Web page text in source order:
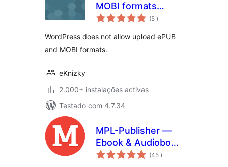
MOBI formats
upload
(5 classificações
)
WordPress does not allow upload ePUB
and MOBI formats.
eKnizky
2.000+ instalações activas
Testado com 4.7.34
MPL-Publisher —
Ebook & Audiobook
Creator
(45 classificações
)